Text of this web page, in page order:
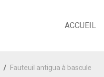
ACCUEIL
/ Fauteuil antigua à bascule